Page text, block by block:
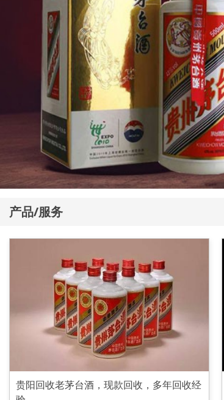
产品/服务
贵阳回收老茅台酒，现款回收，多年回收经